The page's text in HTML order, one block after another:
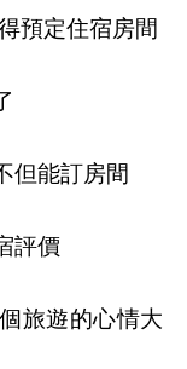
預定住宿房間
但能訂房間
評價
旅遊的心情大